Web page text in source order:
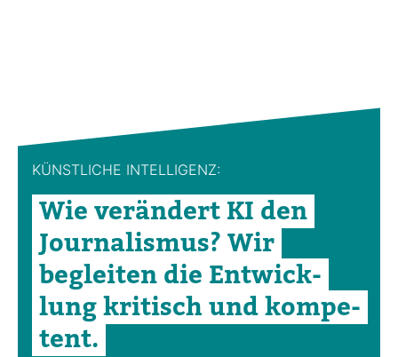
KÜNST­LICHE INTEL­LI­GENZ:
Wie ver­än­dert KI den
Jour­na­lismus? Wir
begleiten die Ent­wick­
lung kri­tisch und kom­pe­
tent.